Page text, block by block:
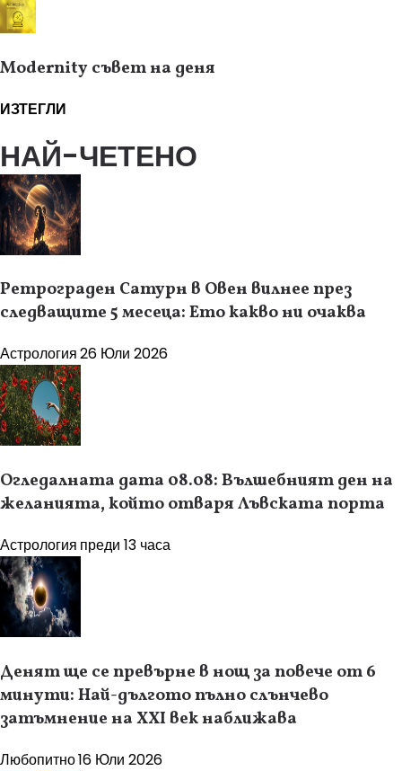
Modernity съвет на деня
ИЗТЕГЛИ
НАЙ-ЧЕТЕНО
Ретрограден Сатурн в Овен вилнее през
следващите 5 месеца: Ето какво ни очаква
Астрология26 Юли 2026
Огледалната дата 08.08: Вълшебният ден на
желанията, който отваря Лъвската порта
Астрология преди 13 часа
Денят ще се превърне в нощ за повече от 6
минути: Най-дългото пълно слънчево
затъмнение на XXI век наближава
Любопитно16 Юли 2026